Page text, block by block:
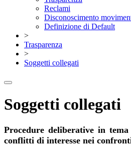
Reclami
Disconoscimento
Definizione di Default
>
Trasparenza
>
Soggetti collegati
Soggetti collegati
Procedure deliberative in
conflitti di interesse nei